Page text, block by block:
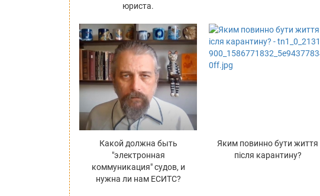
юриста.
Какой должна быть
"электронная
коммуникация" судов, и
нужна ли нам ЕСИТС?
Яким повинно бути життя
після карантину?